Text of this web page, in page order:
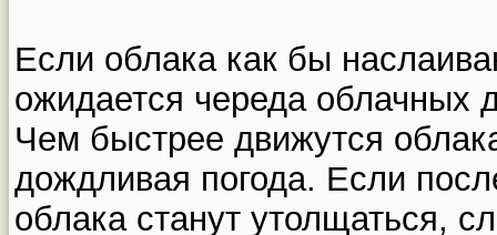
Если облака как бы
ожидается череда
Чем быстрее движутся
дождливая погода. Если
облака станут утолщаться,